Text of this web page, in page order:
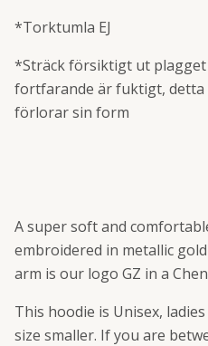
*Torktumla EJ
*Sträck försiktigt ut
fortfarande är fuktigt, detta
förlorar sin form
A super soft and
embroidered in metallic
arm is our logo GZ in a
This hoodie is Unisex,
size smaller. If you are